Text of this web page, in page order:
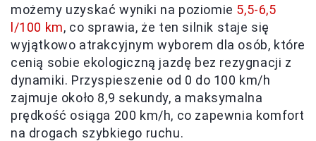
możemy uzyskać wyniki na poziomie 5,5-6,5
l/100 km, co sprawia, że ten silnik staje się
wyjątkowo atrakcyjnym wyborem dla osób, które
cenią sobie ekologiczną jazdę bez rezygnacji z
dynamiki. Przyspieszenie od 0 do 100 km/h
zajmuje około 8,9 sekundy, a maksymalna
prędkość osiąga 200 km/h, co zapewnia komfort
na drogach szybkiego ruchu.